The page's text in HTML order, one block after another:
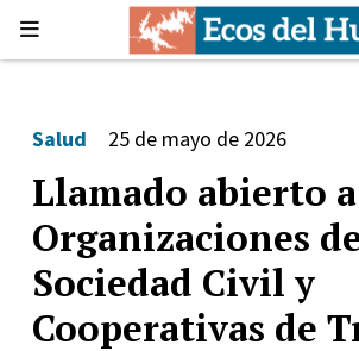
Llamado abierto a
Organizaciones
Sociedad Civil y
Cooperativas de
Salud 25 de mayo de 2026